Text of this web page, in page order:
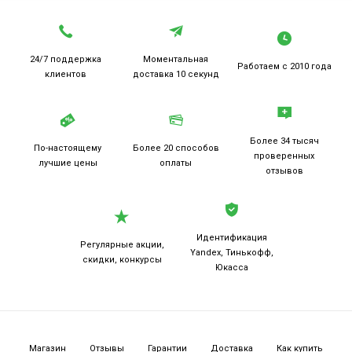
24/7 поддержка
клиентов
Моментальная
доставка 10 секунд
Работаем с 2010 года
По-настоящему
лучшие цены
Более 20 способов
оплаты
Более 34 тысяч
проверенных
отзывов
Регулярные акции,
скидки, конкурсы
Идентификация
Yandex, Тинькофф,
Юкасса
Магазин Отзывы Гарантии Доставка Как купить